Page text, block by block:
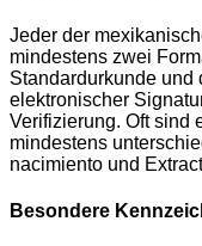
Jeder der
mindestens zwei
Standardurkunde und
elektronischer
Verifizierung. Oft sind
mindestens
nacimiento und
Besondere